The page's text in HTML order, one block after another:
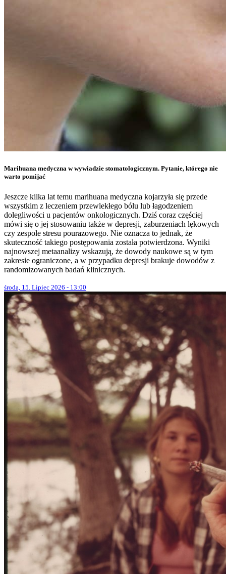
Marihuana medyczna w wywiadzie stomatologicznym. Pytanie, którego nie
warto pomijać
Jeszcze kilka lat temu marihuana medyczna kojarzyła się przede
wszystkim z leczeniem przewlekłego bólu lub łagodzeniem
dolegliwości u pacjentów onkologicznych. Dziś coraz częściej
mówi się o jej stosowaniu także w depresji, zaburzeniach lękowych
czy zespole stresu pourazowego. Nie oznacza to jednak, że
skuteczność takiego postępowania została potwierdzona. Wyniki
najnowszej metaanalizy wskazują, że dowody naukowe są w tym
zakresie ograniczone, a w przypadku depresji brakuje dowodów z
randomizowanych badań klinicznych.
środa, 15. Lipiec 2026 - 13:00